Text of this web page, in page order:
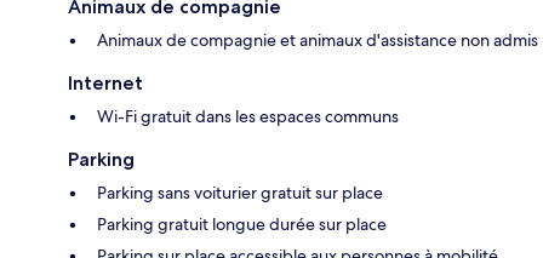
Animaux de compagnie
Animaux de compagnie et animaux d'assistance non admis
Internet
Wi-Fi gratuit dans les espaces communs
Parking
Parking sans voiturier gratuit sur place
Parking gratuit longue durée sur place